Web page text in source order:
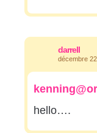
darrell
décembre
hello….